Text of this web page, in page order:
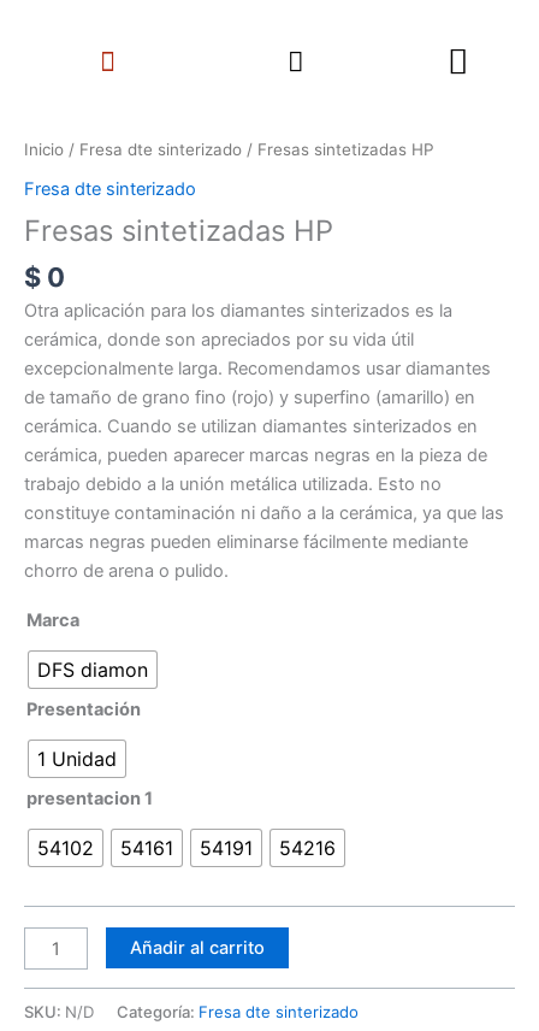
Menu Search
Inicio / Fresa dte sinterizado / Fresas sintetizadas HP
Fresa dte sinterizado
Fresas sintetizadas HP
$ 0
Otra aplicación para los diamantes sinterizados es la
cerámica, donde son apreciados por su vida útil
excepcionalmente larga. Recomendamos usar diamantes
de tamaño de grano fino (rojo) y superfino (amarillo) en
cerámica. Cuando se utilizan diamantes sinterizados en
cerámica, pueden aparecer marcas negras en la pieza de
trabajo debido a la unión metálica utilizada. Esto no
constituye contaminación ni daño a la cerámica, ya que las
marcas negras pueden eliminarse fácilmente mediante
chorro de arena o pulido.
Marca
DFS diamon
Presentación
1 Unidad
presentacion 1
54102 54161 54191 54216
sintetizadas
cantidad
Añadir al carrito
SKU: N/D Categoría: Fresa dte sinterizado